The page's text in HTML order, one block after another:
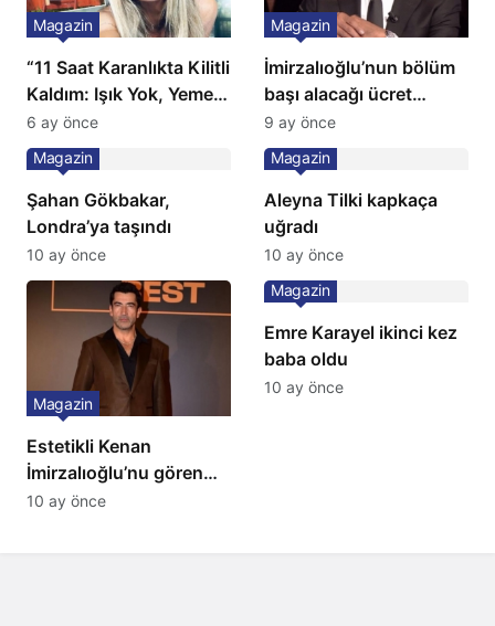
“11 Saat Karanlıkta Kilitli
Kaldım: Işık Yok, Yemek
Yok, Tuvalet Yok!”
Çağla Şikel’den Şok
İtiraf
Magazin
6 ay önce
İmirzalıoğlu’nun bölüm
başı alacağı ücret
Türkiye’de bir ilk:
Gözünü 2 ilçeye dikti!
Magazin
9 ay önce
Şahan Gökbakar,
Londra’ya taşındı
Magazin
10 ay önce
Aleyna Tilki kapkaça
uğradı
Magazin
10 ay önce
Estetikli Kenan
İmirzalıoğlu’nu gören
tanıyamıyor: Son hali
Magazin
10 ay önce
Emre Karayel ikinci kez
baba oldu
Magazin
10 ay önce